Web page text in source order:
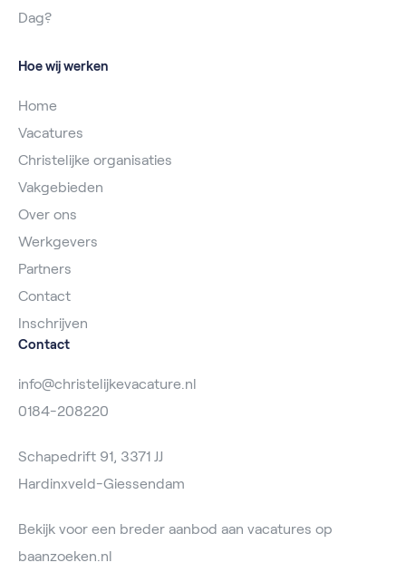
Dag?
Hoe wij werken
Home
Vacatures
Christelijke organisaties
Vakgebieden
Over ons
Werkgevers
Partners
Contact
Inschrijven
Contact
info@christelijkevacature.nl
0184-208220
Schapedrift 91, 3371 JJ
Hardinxveld-Giessendam
Bekijk voor een breder aanbod aan vacatures op
baanzoeken.nl